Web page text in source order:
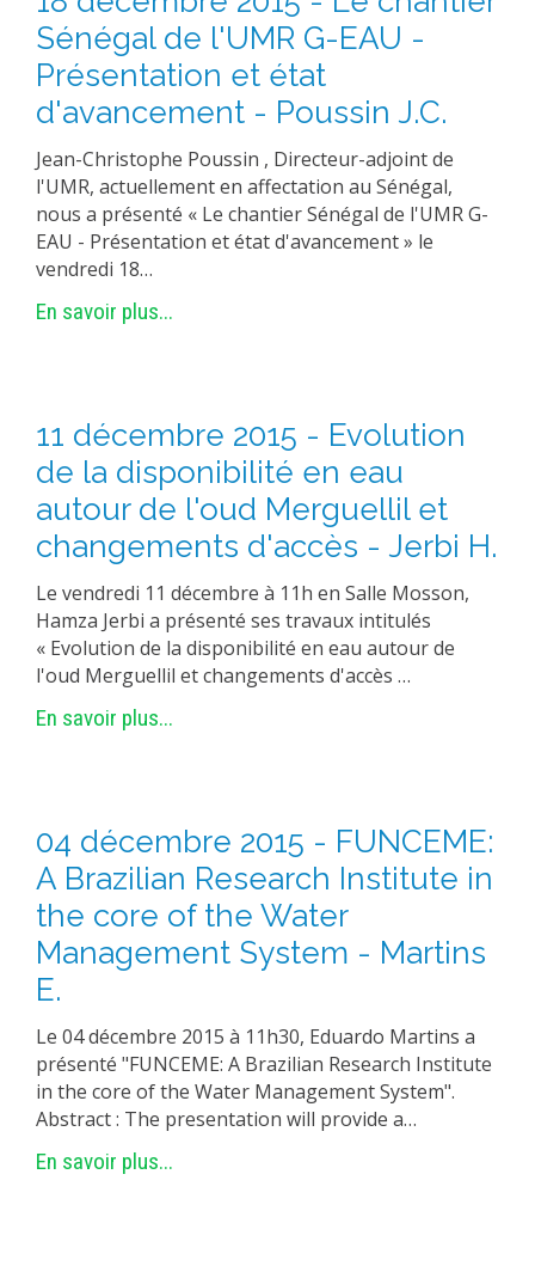
Sénégal de l'UMR G-EAU -
Présentation et état
d'avancement - Poussin J.C.
Jean-Christophe Poussin , Directeur-adjoint de
l'UMR, actuellement en affectation au Sénégal,
nous a présenté « Le chantier Sénégal de l'UMR G-
EAU - Présentation et état d'avancement » le
vendredi 18…
En savoir plus...
11 décembre 2015 - Evolution
de la disponibilité en eau
autour de l'oud Merguellil et
changements d'accès - Jerbi H.
Le vendredi 11 décembre à 11h en Salle Mosson,
Hamza Jerbi a présenté ses travaux intitulés
« Evolution de la disponibilité en eau autour de
l'oud Merguellil et changements d'accès …
En savoir plus...
04 décembre 2015 - FUNCEME:
A Brazilian Research Institute in
the core of the Water
Management System - Martins
E.
Le 04 décembre 2015 à 11h30, Eduardo Martins a
présenté "FUNCEME: A Brazilian Research Institute
in the core of the Water Management System".
Abstract : The presentation will provide a…
En savoir plus...